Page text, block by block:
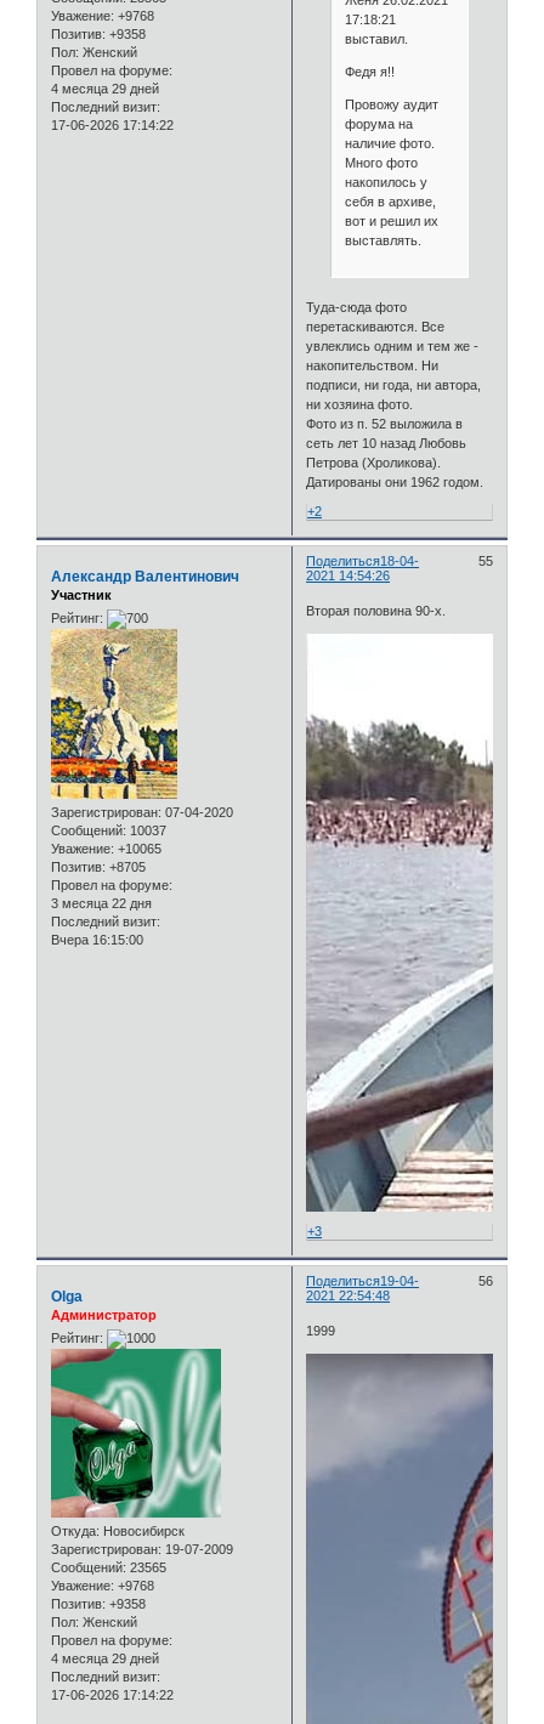
Уважение: +9768
Позитив: +9358
Пол: Женский
Провел на форуме:
4 месяца 29 дней
Последний визит:
17-06-2026 17:14:22
17:18:21
выставил.
Федя я!!
Провожу аудит
форума на
наличие фото.
Много фото
накопилось у
себя в архиве,
вот и решил их
выставлять.
Туда-сюда фото
перетаскиваются. Все
увлеклись одним и тем же -
накопительством. Ни
подписи, ни года, ни автора,
ни хозяина фото.
Фото из п. 52 выложила в
сеть лет 10 назад Любовь
Петрова (Хроликова).
Датированы они 1962 годом.
+2
Поделиться 55
18-04-
2021 14:54:26
Александр Валентинович
Участник
Рейтинг:
Зарегистрирован: 07-04-2020
Сообщений: 10037
Уважение: +10065
Позитив: +8705
Провел на форуме:
3 месяца 22 дня
Последний визит:
Вчера 16:15:00
Вторая половина 90-х.
+3
Поделиться 56
19-04-
2021 22:54:48
Olga
Администратор
Рейтинг:
Откуда: Новосибирск
Зарегистрирован: 19-07-2009
Сообщений: 23565
Уважение: +9768
Позитив: +9358
Пол: Женский
Провел на форуме:
4 месяца 29 дней
Последний визит:
17-06-2026 17:14:22
1999